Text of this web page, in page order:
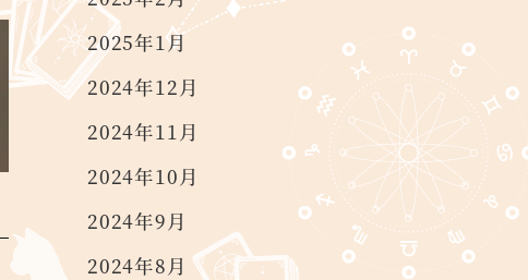
2025年1月
2024年12月
2024年11月
2024年10月
2024年9月
2024年8月